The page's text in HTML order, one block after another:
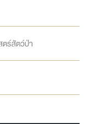
ตร์สัตว์ป่า